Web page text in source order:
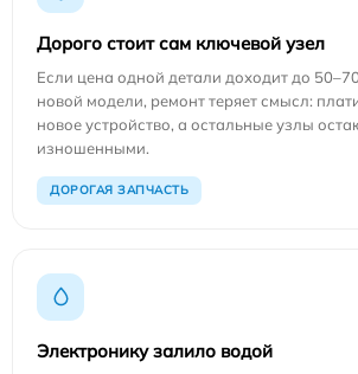
Дорого стоит сам ключевой узел
Если цена одной детали доходит до
новой модели, ремонт теряет смысл:
новое устройство, а остальные узлы
изношенными.
ДОРОГАЯ ЗАПЧАСТЬ
Электронику залило водой